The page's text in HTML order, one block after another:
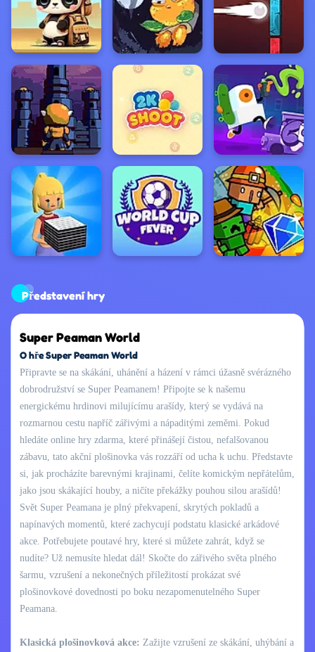
Představení hry
Super Peaman World
O hře Super Peaman World
Připravte se na skákání, uhánění a házení v rámci úžasně svérázného
dobrodružství se Super Peamanem! Připojte se k našemu
energickému hrdinovi milujícímu arašídy, který se vydává na
rozmarnou cestu napříč zářivými a nápaditými zeměmi. Pokud
hledáte online hry zdarma, které přinášejí čistou, nefalšovanou
zábavu, tato akční plošinovka vás rozzáří od ucha k uchu. Představte
si, jak procházíte barevnými krajinami, čelíte komickým nepřátelům,
jako jsou skákající houby, a ničíte překážky pouhou silou arašídů!
Svět Super Peamana je plný překvapení, skrytých pokladů a
napínavých momentů, které zachycují podstatu klasické arkádové
akce. Potřebujete poutavé hry, které si můžete zahrát, když se
nudíte? Už nemusíte hledat dál! Skočte do zářivého světa plného
šarmu, vzrušení a nekonečných příležitostí prokázat své
plošinovkové dovednosti po boku nezapomenutelného Super
Peamana.
Klasická plošinovková akce: Zažijte vzrušení ze skákání, uhýbání a